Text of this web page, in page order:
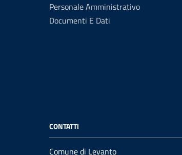
Personale Amministrativo
Documenti E Dati
CONTATTI
Comune di Levanto